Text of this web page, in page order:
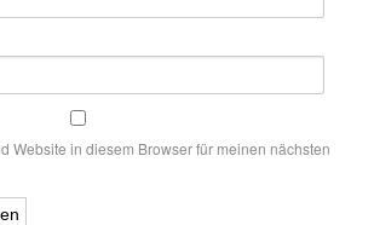
Website in diesem Browser für meinen nächsten